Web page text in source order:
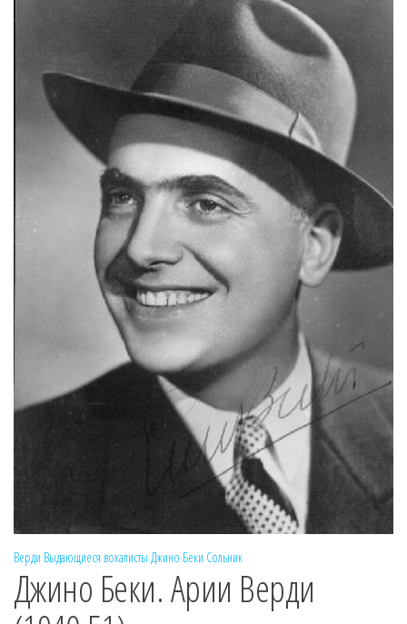
Верди Выдающиеся вокалисты Джино Беки Сольник
Джино Беки. Арии Верди